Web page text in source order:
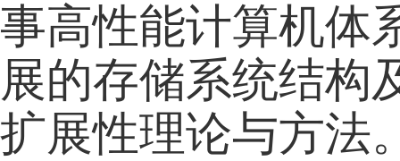
事高性能计算机体
展的存储系统结构
扩展性理论与方法